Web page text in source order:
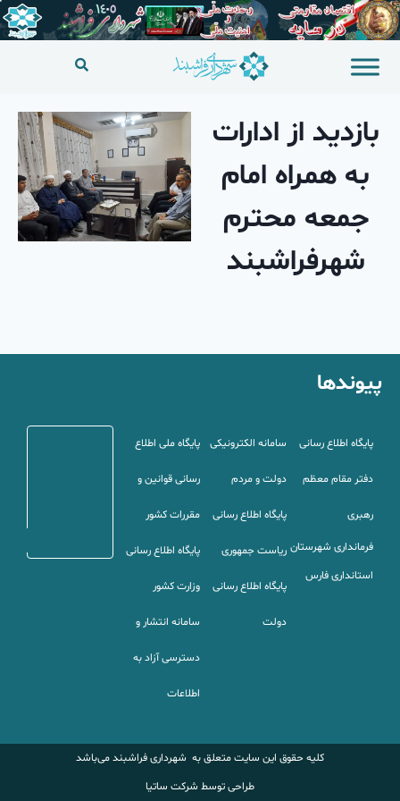
بازدید از ادارات
به همراه امام
جمعه محترم
شهرفراشبند
پیوندها
پایگاه اطلاع رسانی
دفتر مقام معظم
رهبری
فرمانداری شهرستان
استانداریفارس
سامانه الکترونیکی
دولت و مردم
پایگاه اطلاع رسانی
ریاست جمهوری
پایگاه اطلاع رسانی
دولت
پایگاه ملی اطلاع
رسانی قوانین و
مقررات کشور
پایگاه اطلاع رسانی
وزارت کشور
سامانه انتشار و
دسترسی آزاد به
اطلاعات
کلیه حقوق این سایت متعلق به شهرداری فراشبند می‌باشد
طراحی توسط شرکت ساتیا